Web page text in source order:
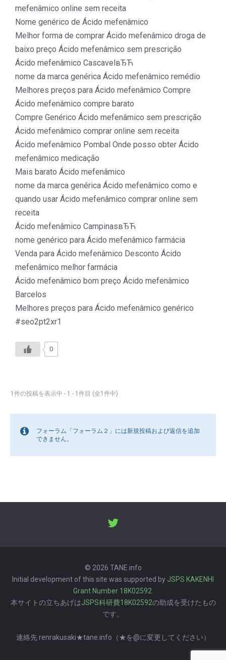
mefenâmico online sem receita
Nome genérico de Ácido mefenâmico
Melhor forma de comprar Ácido mefenâmico droga de
baixo preço Ácido mefenâmico sem prescrição
Ácido mefenâmico CascavelвЂЋ
nome da marca genérica Ácido mefenâmico remédio
Melhores preços para Ácido mefenâmico Compre
Ácido mefenâmico compre barato
Compre Genérico Ácido mefenâmico sem prescrição
Ácido mefenâmico comprar online sem receita
Ácido mefenâmico Pombal Onde posso obter Ácido
mefenâmico medicação
Mais barato Ácido mefenâmico
nome da marca genérica Ácido mefenâmico como e
quando usar Ácido mefenâmico comprar online sem
receita
Ácido mefenâmico CampinasвЂЋ
nome genérico para Ácido mefenâmico farmácia
Venda para Ácido mefenâmico Desconto Ácido
mefenâmico melhor farmácia
Ácido mefenâmico bom preço Ácido mefenâmico
Barcelos
Melhores preços para Ácido mefenâmico genérico
#seo2pt2xr1
0
1件の投稿を表示中 - 1 - 1件目 (全1件中)
フォーラム「フォーラム２」には新規投稿および返信を追加
できません。
© 2026 TANE.info
Initial development of this site was supported by JSPS KAKENHI
Grant Number 18K02592
本サイトの立ちあげはJSPS科研費18K02592の助成を受けたもの
です。
連絡先 renrakusaki★tane.info（★を@に変更してください）